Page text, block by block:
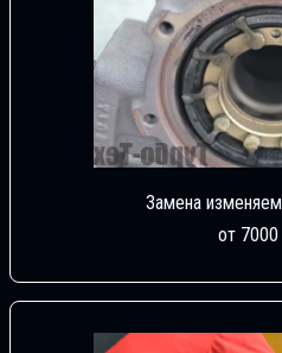
Замена
от 7000